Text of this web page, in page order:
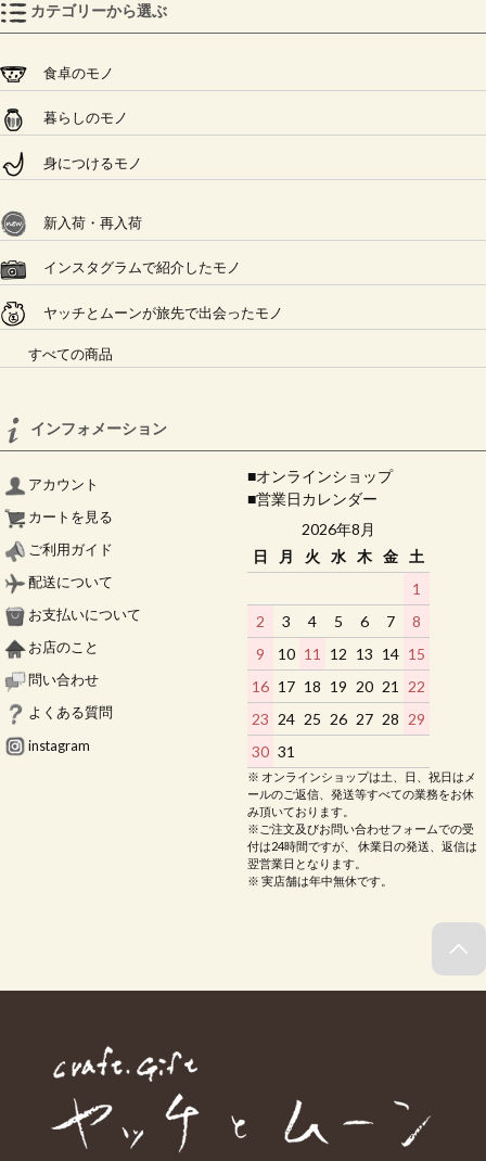
カテゴリーから選ぶ
食卓のモノ
暮らしのモノ
身につけるモノ
新入荷・再入荷
インスタグラムで紹介したモノ
ヤッチとムーンが旅先で出会ったモノ
すべての商品
インフォメーション
アカウント
カートを見る
ご利用ガイド
配送について
お支払いについて
お店のこと
問い合わせ
よくある質問
instagram
■オンラインショップ
■営業日カレンダー
2026年8月
日
月 火 水 木 金
土
1
2
3 4 5 6 7
8
9
10 11 12 13 14 15
16 17 18 19 20 21
22
23 24 25 26 27 28 29
30 31
※ オンラインショップは土、日、祝日はメ
ールのご返信、発送等すべての業務をお休
み頂いております。
※ご注文及びお問い合わせフォームでの受
付は24時間ですが、 休業日の発送、返信は
翌営業日となります。
※ 実店舗は年中無休です。